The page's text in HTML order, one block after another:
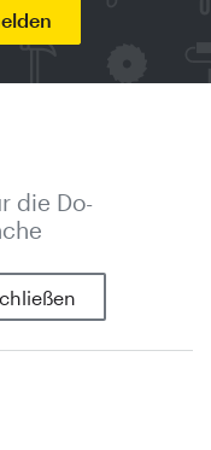
die Do-